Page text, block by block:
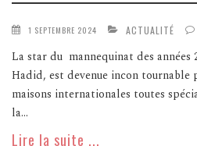
1 SEPTEMBRE 2024 ACTUALITÉ
La star du mannequinat des années
Hadid, est devenue incon tournable
maisons internationales toutes
la...
Lire la suite ...